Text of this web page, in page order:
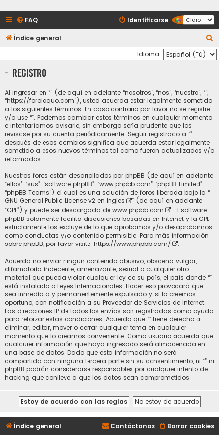
FAQ Identificarse
Índice general
u
s
Idioma:
- Registro
Al ingresar en “” (de aquí en adelante “nosotros”, “nos”, “nuestro”, “”,
“https://foroloquo.com”), usted acuerda estar legalmente sometido
a los siguientes términos. En caso contrario por favor no se registre
y/o use “”. Podemos cambiar estos términos en cualquier momento
e intentaríamos avisarle, sin embargo sería prudente que los
revisase por su cuenta periódicamente. Seguir registrado a “”
después de esos cambios significa que acuerda estar legalmente
sometido a esos nuevos términos tal como fueron actualizados y/o
reformados.
Nuestros foros están desarrollados por phpBB (de aquí en adelante
“ellos”, “sus”, “software phpBB”, “www.phpbb.com”, “phpBB Limited”,
“phpBB Teams”) el cual es una solución de foros liberada bajo la “
GNU General Public License v2 en Ingles
” (de aquí en adelante
“GPL”) y puede ser descargada de www.phpbb.com
. El software
phpBB solamente facilita discusiones basadas en Internet y la GPL
estrictamente los excluye de lo que aprobamos y/o desaprobamos
como conductas y/o contenido permisible. Para más información
sobre phpBB, por favor visite: https://www.phpbb.com/ .
Acuerda no enviar ningun contenido abusivo, obsceno, vulgar,
difamatorio, indecente, amenazante, sexual o cualquier otro
material que pueda violar cualquier ley de su país, el país donde “”
está instalado o Leyes Internacionales. Hacer eso provocará que
sea inmediata y permanentemente expulsado y, si lo creemos
oportuno, con notificación a su Proveedor de Servicios de Internet.
Las direcciones IP de todos los envíos son registradas como ayuda
para reforzar estas condiciones. Acuerda que “” tiene derecho a
eliminar, editar, mover o cerrar cualquier tema en cualquier
momento que lo creamos conveniente. Como usuario acuerda que
cualquier información que haya ingresado será almacenada en
una base de datos. Dado que esta información no será
compartida con ninguna tercera parte sin su consentimiento, ni “” ni
phpBB podrán considerarse responsables por cualquier intento de
hacking que conlleve a que los datos sean comprometidos.
Índice general Borrar cookies
Contáctanos